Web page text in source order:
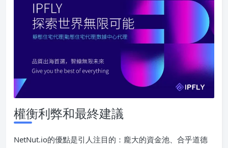
權衡利弊和最終建議
NetNut.io的優點是引人注目的：龐大的資金池、合乎道德